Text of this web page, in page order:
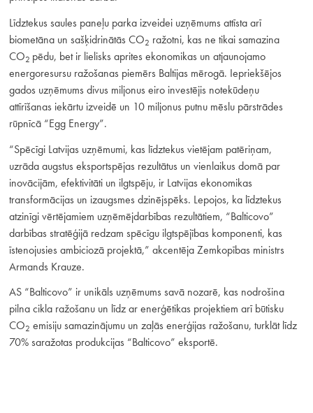
Līdztekus saules paneļu parka izveidei uzņēmums attīsta arī
biometāna un sašķidrinātās CO2 ražotni, kas ne tikai samazina
CO2 pēdu, bet ir lielisks aprites ekonomikas un atjaunojamo
energoresursu ražošanas piemērs Baltijas mērogā. Iepriekšējos
gados uzņēmums divus miljonus eiro investējis notekūdeņu
attīrīšanas iekārtu izveidē un 10 miljonus putnu mēslu pārstrādes
rūpnīcā “Egg Energy”.
“Spēcīgi Latvijas uzņēmumi, kas līdztekus vietējam patēriņam,
uzrāda augstus eksportspējas rezultātus un vienlaikus domā par
inovācijām, efektivitāti un ilgtspēju, ir Latvijas ekonomikas
transformācijas un izaugsmes dzinējspēks. Lepojos, ka līdztekus
atzinīgi vērtējamiem uzņēmējdarbības rezultātiem, “Balticovo”
darbības stratēģijā redzam spēcīgu ilgtspējības komponenti, kas
īstenojusies ambiciozā projektā,” akcentēja Zemkopības ministrs
Armands Krauze.
AS “Balticovo” ir unikāls uzņēmums savā nozarē, kas nodrošina
pilna cikla ražošanu un līdz ar enerģētikas projektiem arī būtisku
CO2 emisiju samazinājumu un zaļās enerģijas ražošanu, turklāt līdz
70% saražotas produkcijas “Balticovo” eksportē.